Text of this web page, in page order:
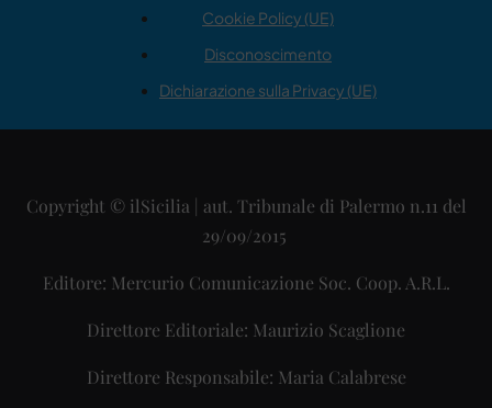
Cookie Policy (UE)
Disconoscimento
Dichiarazione sulla Privacy (UE)
Copyright © ilSicilia | aut. Tribunale di Palermo n.11 del
29/09/2015
Editore: Mercurio Comunicazione Soc. Coop. A.R.L.
Direttore Editoriale: Maurizio Scaglione
Direttore Responsabile: Maria Calabrese